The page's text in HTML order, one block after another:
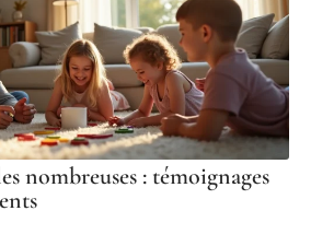
nombreuses : témoignages